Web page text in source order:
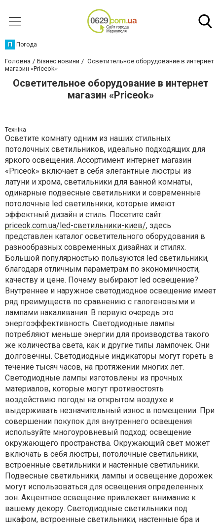
П Погода
Головна Бізнес новини
Осветительное оборудование в интернет
магазин «Priceok»
Осветительное оборудование в интернет
магазин «Priceok»
Техніка
Осветите комнату одним из наших стильных
потолочных светильников, идеально подходящих для
яркого освещения. Ассортимент интернет магазин
«Priceok» включает в себя элегантные люстры из
латуни и хрома, светильники для ванной комнаты,
одинарные подвесные светильники и современные
потолочные led светильники, которые имеют
эффектный дизайн и стиль. Посетите сайт:
priceok.com.ua/led-светильники-киев/, здесь
представлен каталог осветительного оборудования в
разнообразных современных дизайнах и стилях.
Большой популярностью пользуются led светильники,
благодаря отличным параметрам по экономичности,
качеству и цене. Почему выбирают led освещение?
Внутреннее и наружное светодиодное освещение имеет
ряд преимуществ по сравнению с галогеновыми и
лампами накаливания. В первую очередь это
энергоэффективность. Светодиодные лампы
потребляют меньше энергии для производства такого
же количества света, как и другие типы лампочек. Они
долговечны. Светодиодные индикаторы могут гореть в
течение тысяч часов, на протяжении многих лет.
Светодиодные лампы изготовлены из прочных
материалов, которые могут противостоять
воздействию погоды на открытом воздухе и
выдерживать незначительный износ в помещении. При
совершении покупок для внутреннего освещения
используйте многоуровневый подход: освещение
окружающего пространства. Окружающий свет может
включать в себя люстры, потолочные светильники,
встроенные светильники и настенные светильники.
Подвесные светильники, лампы и освещение дорожек
могут использоваться для освещения определенных
зон. Акцентное освещение привлекает внимание к
вашему декору. Светодиодные светильники под
шкафом, встроенные светильники, настенные бра и